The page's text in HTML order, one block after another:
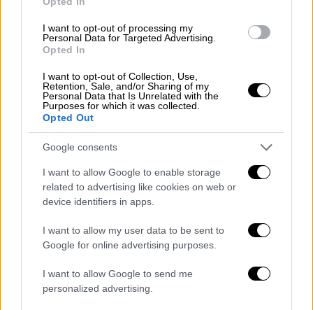
I want to opt-out of processing my
Personal Data for Targeted Advertising.
Opted In
I want to opt-out of Collection, Use,
Retention, Sale, and/or Sharing of my
Personal Data that Is Unrelated with the
Purposes for which it was collected.
Opted Out
Google consents
I want to allow Google to enable storage
related to advertising like cookies on web or
device identifiers in apps.
I want to allow my user data to be sent to
Google for online advertising purposes.
I want to allow Google to send me
personalized advertising.
αρθογράφος. «Πολλά μικρά και συχνά
ακατοίκητα νησιά καθιστούν ασαφή τα
θαλάσσια σύνορα ανάμεσα στις δύο χώρες.
Τα περασμένα χρόνια συχνά καταγράφηκαν
αντιπαραθέσεις ανάμεσα στα ελληνικά και
τουρκικά πολεμικά πλοία, όπως και σε
μαχητικά αεροσκάφη. Συμφωνία για τα
θαλάσσια σύνορα και κατά συνέπεια, σε ποια
από τις δύο χώρες ανήκουν ορισμένες
βραχονησίδες, δεν διαφαίνεται στον
ορίζοντα».
Τουρκία
Το 2019 θα είναι μια δύσκολη χρονιά για την
Τουρκία. Αυτό είναι το συμπέρασμα